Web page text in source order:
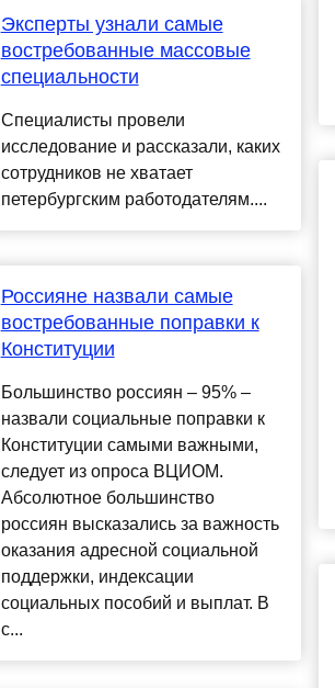
Эксперты узнали самые
востребованные массовые
специальности
Специалисты провели
исследование и рассказали, каких
сотрудников не хватает
петербургским работодателям....
Россияне назвали самые
востребованные поправки к
Конституции
Большинство россиян – 95% –
назвали социальные поправки к
Конституции самыми важными,
следует из опроса ВЦИОМ.
Абсолютное большинство
россиян высказались за важность
оказания адресной социальной
поддержки, индексации
социальных пособий и выплат. В
с...